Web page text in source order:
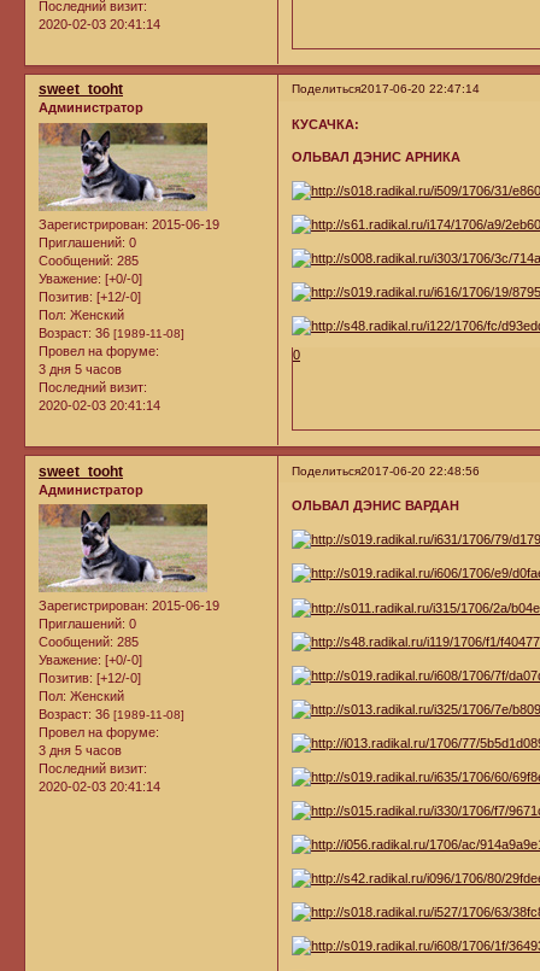
Последний визит:
2020-02-03 20:41:14
Поделиться2017-06-20 22:47:14
sweet_tooht
Администратор
Зарегистрирован: 2015-06-19
Приглашений: 0
Сообщений: 285
Уважение: [+0/-0]
Позитив: [+12/-0]
Пол: Женский
Возраст: 36 [1989-11-08]
Провел на форуме:
3 дня 5 часов
Последний визит:
2020-02-03 20:41:14
КУСАЧКА:
ОЛЬВАЛ ДЭНИС АРНИКА
0
Поделиться2017-06-20 22:48:56
sweet_tooht
Администратор
Зарегистрирован: 2015-06-19
Приглашений: 0
Сообщений: 285
Уважение: [+0/-0]
Позитив: [+12/-0]
Пол: Женский
Возраст: 36 [1989-11-08]
Провел на форуме:
3 дня 5 часов
Последний визит:
2020-02-03 20:41:14
ОЛЬВАЛ ДЭНИС ВАРДАН